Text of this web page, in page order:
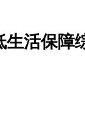
生活保障